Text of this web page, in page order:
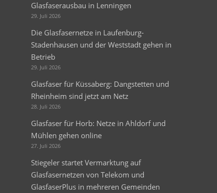
Glasfaserausbau in Lenningen
29. Juli 2026
Die Glasfasernetze in Laufenburg-
Stadenhausen und der Weststadt gehen in
Betrieb
29. Juli 2026
Glasfaser für Küssaberg: Dangstetten und
Rheinheim sind jetzt am Netz
28. Juli 2026
Glasfaser für Horb: Netze in Ahldorf und
Mühlen gehen online
27. Juli 2026
Stiegeler startet Vermarktung auf
Glasfasernetzen von Telekom und
GlasfaserPlus in mehreren Gemeinden